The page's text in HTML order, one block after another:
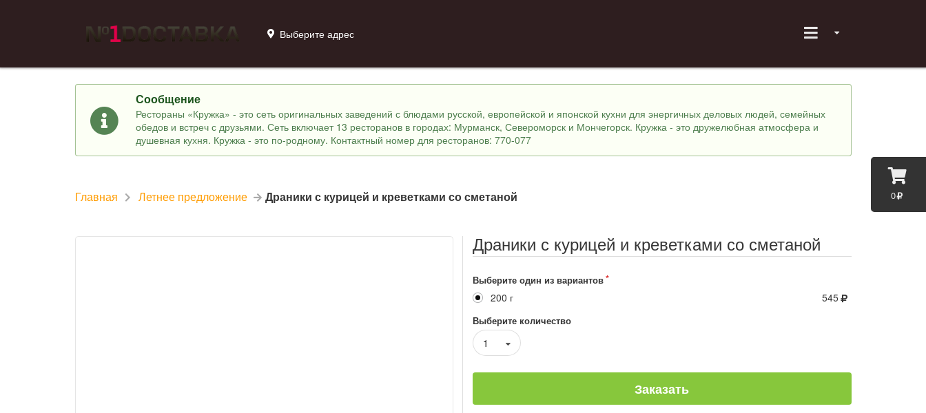
0
Выберите адрес
Сообщение
Рестораны «Кружка» - это сеть оригинальных заведений с блюдами русской, европейской и японской кухни для энергичных деловых людей, семейных
обедов и встреч с друзьями. Сеть включает 13 ресторанов в городах: Мурманск, Североморск и Мончегорск. Кружка - это дружелюбная атмосфера и
душевная кухня. Кружка - это по-родному. Контактный номер для ресторанов: 770-077
Главная Летнее предложение Драники с курицей и креветками со сметаной
Драники с курицей и креветками со сметаной
Выберите один из вариантов
200 г 545
Выберите количество
1
Заказать